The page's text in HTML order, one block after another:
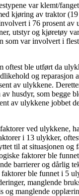
var klemt/
kjøring av traktor (19
i 76 prosent av
utstyr og kjøretøy
som var involvert i
oftest ble utført da
og reparasjon
av ulykkene.
husdyr, som begge
av ulykkene jobbet
ved ulykkene,
i 13 ulykker,
til at situasjonen og
faktorer ble
barrierer og dårlig
ble funnet i 5
manglende
og manglende